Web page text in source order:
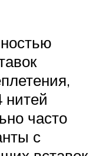
нитей
часто
с